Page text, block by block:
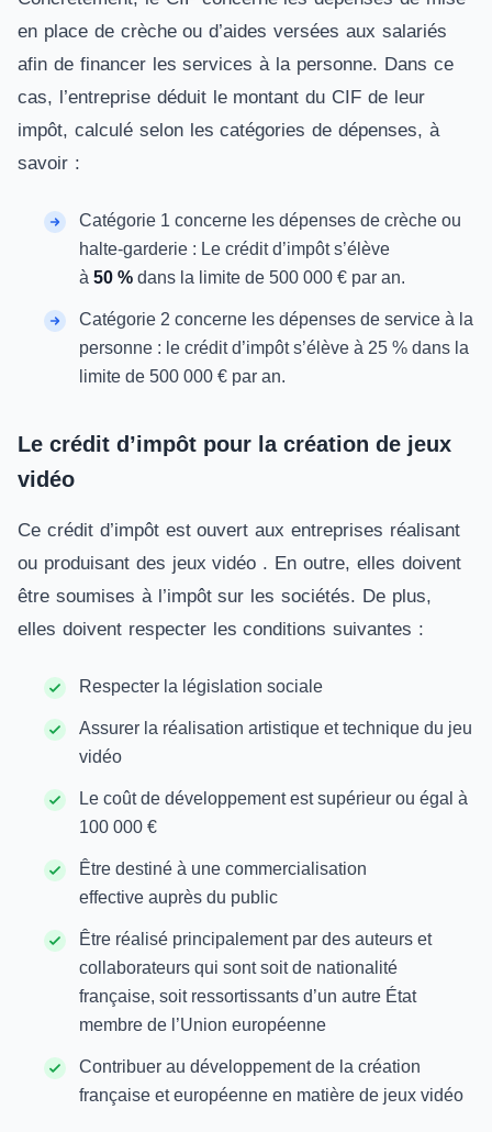
en place de crèche ou d’aides versées aux salariés
afin de financer les services à la personne. Dans ce
cas, l’entreprise déduit le montant du CIF de leur
impôt, calculé selon les catégories de dépenses, à
savoir :
Catégorie 1 concerne les dépenses de crèche ou
halte-garderie : Le crédit d’impôt s’élève
à 50 % dans la limite de 500 000 € par an.
Catégorie 2 concerne les dépenses de service à la
personne : le crédit d’impôt s’élève à 25 % dans la
limite de 500 000 € par an.
Le crédit d’impôt pour la création de jeux
vidéo
Ce crédit d’impôt est ouvert aux entreprises réalisant
ou produisant des jeux vidéo . En outre, elles doivent
être soumises à l’impôt sur les sociétés. De plus,
elles doivent respecter les conditions suivantes :
Respecter la législation sociale
Assurer la réalisation artistique et technique du jeu
vidéo
Le coût de développement est supérieur ou égal à
100 000 €
Être destiné à une commercialisation
effective auprès du public
Être réalisé principalement par des auteurs et
collaborateurs qui sont soit de nationalité
française, soit ressortissants d’un autre État
membre de l’Union européenne
Contribuer au développement de la création
française et européenne en matière de jeux vidéo